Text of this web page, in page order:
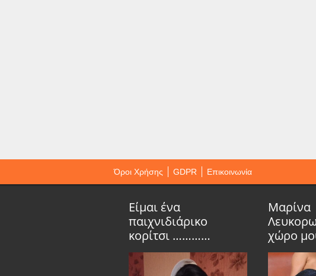
Όροι Χρήσης GDPR Επικοινωνία
Είμαι ένα
παιχνιδιάρικο
κορίτσι …………
Μαρίνα
χώρο